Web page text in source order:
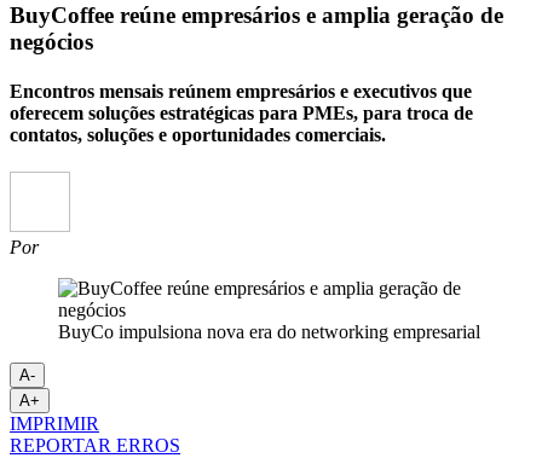
BuyCoffee reúne empresários e amplia geração de
negócios
Encontros mensais reúnem empresários e executivos que
oferecem soluções estratégicas para PMEs, para troca de
contatos, soluções e oportunidades comerciais.
Por
BuyCo impulsiona nova era do networking empresarial
A-
A+
IMPRIMIR
REPORTAR ERROS